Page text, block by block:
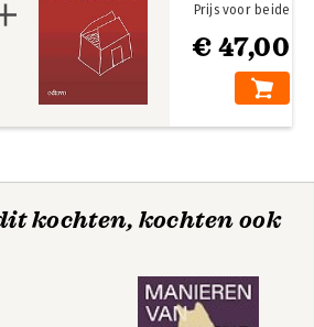
€ 47,00
Prijs voor beide
kochten, kochten ook